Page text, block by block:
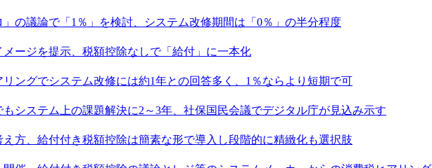
の議論で「1％」を検討、システム改修期間は「0％」の半分程度
ージを提示、税額控除なしで「給付」に一本化
ングでシステム改修には約1年との回答多く、1％ならより短期で可
システム上の課題解決に2～3年、社保国民会議でデジタル庁が見込み示す
方、給付付き税額控除は簡素な形で導入し段階的に精緻化も選択肢